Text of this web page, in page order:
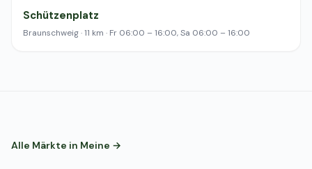
Schützenplatz
Braunschweig · 11 km · Fr 06:00 – 16:00, Sa 06:00 – 16:00
Alle Märkte in Meine →